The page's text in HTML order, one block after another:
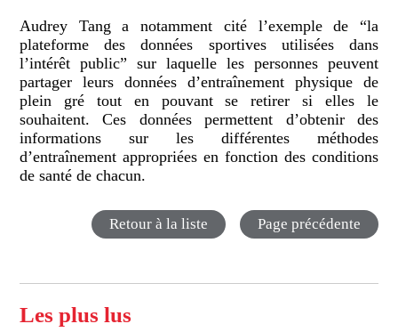
Audrey Tang a notamment cité l’exemple de “la
plateforme des données sportives utilisées dans
l’intérêt public” sur laquelle les personnes peuvent
partager leurs données d’entraînement physique de
plein gré tout en pouvant se retirer si elles le
souhaitent. Ces données permettent d’obtenir des
informations sur les différentes méthodes
d’entraînement appropriées en fonction des conditions
de santé de chacun.
Retour à la liste Page précédente
Les plus lus